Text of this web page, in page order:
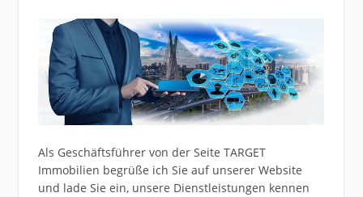
Als Geschäftsführer von der Seite TARGET
Immobilien begrüße ich Sie auf unserer Website
und lade Sie ein, unsere Dienstleistungen kennen